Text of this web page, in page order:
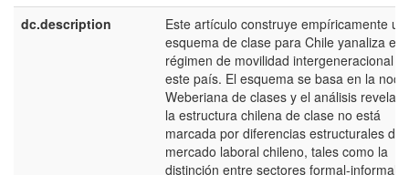
dc.description
Este artículo construye empíricamente un
esquema de clase para Chile yanaliza el
régimen de movilidad intergeneracional
este país. El esquema se basa en la
Weberiana de clases y el análisis revela
la estructura chilena de clase no está
marcada por diferencias estructurales del
mercado laboral chileno, tales como la
distinción entre sectores formal-informal,